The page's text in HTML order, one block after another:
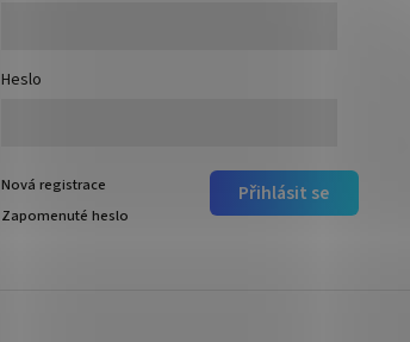
Heslo
Přihlásit se
Nová registrace
Zapomenuté heslo